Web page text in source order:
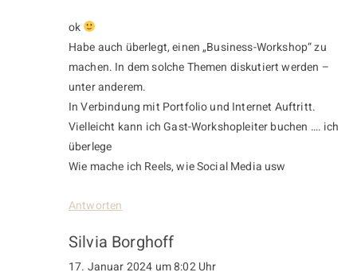
ok
Habe auch überlegt, einen „Business-Workshop“ zu
machen. In dem solche Themen diskutiert werden –
unter anderem.
In Verbindung mit Portfolio und Internet Auftritt.
Vielleicht kann ich Gast-Workshopleiter buchen …. ich
überlege
Wie mache ich Reels, wie Social Media usw
Antworten
Silvia Borghoff
17. Januar 2024 um 8:02 Uhr